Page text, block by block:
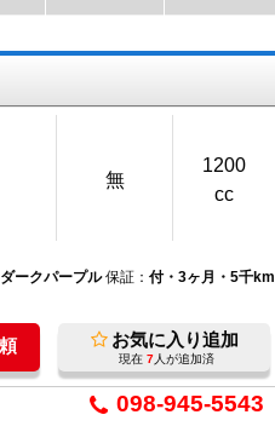
無
1200
cc
ダークパープル 保証： 付・3ヶ月・5千km
お気に入り追加
現在 7人が追加済
098-945-5543